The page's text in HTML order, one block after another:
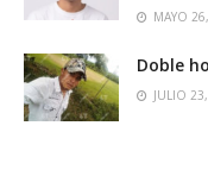
MAYO
Doble
JULIO